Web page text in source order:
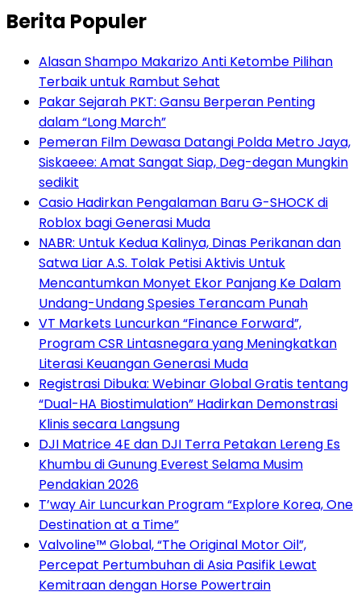
Berita Populer
Alasan Shampo Makarizo Anti Ketombe Pilihan
Terbaik untuk Rambut Sehat
Pakar Sejarah PKT: Gansu Berperan Penting
dalam “Long March”
Pemeran Film Dewasa Datangi Polda Metro Jaya,
Siskaeee: Amat Sangat Siap, Deg-degan Mungkin
sedikit
Casio Hadirkan Pengalaman Baru G-SHOCK di
Roblox bagi Generasi Muda
NABR: Untuk Kedua Kalinya, Dinas Perikanan dan
Satwa Liar A.S. Tolak Petisi Aktivis Untuk
Mencantumkan Monyet Ekor Panjang Ke Dalam
Undang-Undang Spesies Terancam Punah
VT Markets Luncurkan “Finance Forward”,
Program CSR Lintasnegara yang Meningkatkan
Literasi Keuangan Generasi Muda
Registrasi Dibuka: Webinar Global Gratis tentang
“Dual-HA Biostimulation” Hadirkan Demonstrasi
Klinis secara Langsung
DJI Matrice 4E dan DJI Terra Petakan Lereng Es
Khumbu di Gunung Everest Selama Musim
Pendakian 2026
T’way Air Luncurkan Program “Explore Korea, One
Destination at a Time”
Valvoline™ Global, “The Original Motor Oil”,
Percepat Pertumbuhan di Asia Pasifik Lewat
Kemitraan dengan Horse Powertrain